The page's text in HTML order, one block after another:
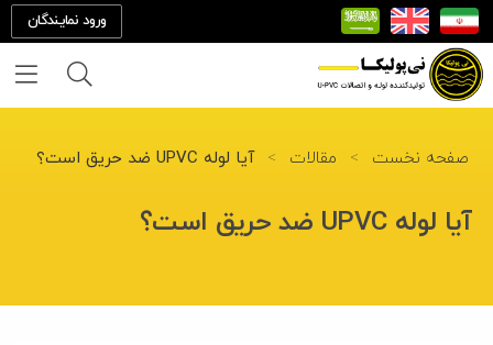
ورود نمایندگان
خانه
ما
صفحه نخست > مقالات > آیا لوله UPVC ضد حریق است؟
آیا لوله UPVC ضد حریق است؟